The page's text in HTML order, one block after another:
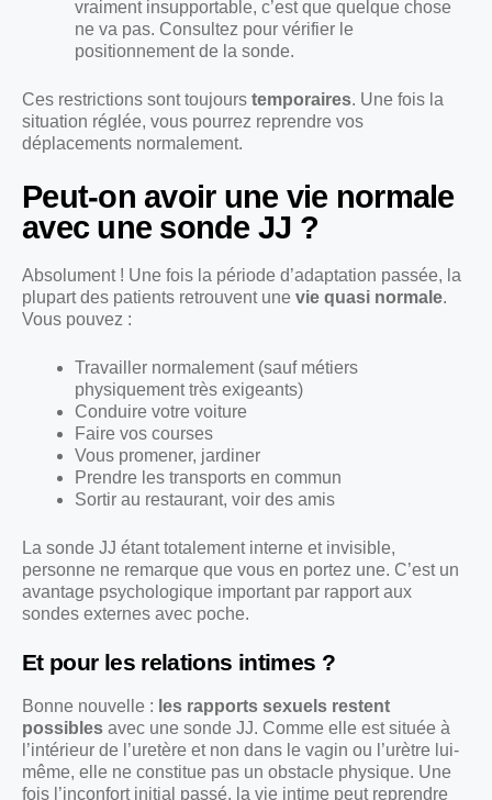
vraiment insupportable, c’est que quelque chose
ne va pas. Consultez pour vérifier le
positionnement de la sonde.
Ces restrictions sont toujours temporaires. Une fois la
situation réglée, vous pourrez reprendre vos
déplacements normalement.
Peut-on avoir une vie normale
avec une sonde JJ ?
Absolument ! Une fois la période d’adaptation passée, la
plupart des patients retrouvent une vie quasi normale.
Vous pouvez :
Travailler normalement (sauf métiers
physiquement très exigeants)
Conduire votre voiture
Faire vos courses
Vous promener, jardiner
Prendre les transports en commun
Sortir au restaurant, voir des amis
La sonde JJ étant totalement interne et invisible,
personne ne remarque que vous en portez une. C’est un
avantage psychologique important par rapport aux
sondes externes avec poche.
Et pour les relations intimes ?
Bonne nouvelle : les rapports sexuels restent
possibles avec une sonde JJ. Comme elle est située à
l’intérieur de l’uretère et non dans le vagin ou l’urètre lui-
même, elle ne constitue pas un obstacle physique. Une
fois l’inconfort initial passé, la vie intime peut reprendre